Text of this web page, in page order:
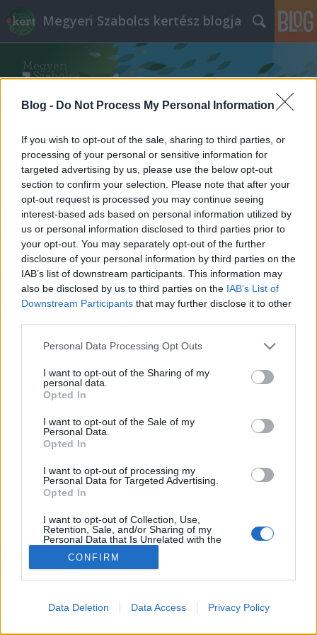
Blog - Do Not Process My Personal Information
If you wish to opt-out of the sale, sharing to third parties, or
processing of your personal or sensitive information for
targeted advertising by us, please use the below opt-out
section to confirm your selection. Please note that after your
opt-out request is processed you may continue seeing
interest-based ads based on personal information utilized by
us or personal information disclosed to third parties prior to
your opt-out. You may separately opt-out of the further
disclosure of your personal information by third parties on the
IAB’s list of downstream participants. This information may
also be disclosed by us to third parties on the IAB’s List of
Downstream Participants that may further disclose it to other
Please note that this website/app uses one or more Google
not limited to your visit or usage behaviour. You may click to
grant or deny consent to Google and its third-party tags to
use your data for below specified purposes in below Google
consent section.
Personal Data Processing Opt Outs
I want to opt-out of the Sharing of my
personal data.
Opted In
I want to opt-out of the Sale of my
Personal Data.
Opted In
I want to opt-out of processing my
Personal Data for Targeted Advertising.
Opted In
I want to opt-out of Collection, Use,
Retention, Sale, and/or Sharing of my
Personal Data that Is Unrelated with the
Purposes for which it was collected.
Opted Out
I want to allow Google to enable storage
related to advertising like cookies on web or
CONFIRM
Data Deletion Data Access Privacy Policy
Megyeri Szabolcs kertész blogja
Címkék»zöld_sziget
Szigeti mese
Megyeri Szabolcs• 2013. január 12.
Mikor budapesti zöldfelületről, természetes zugról
beszélünk, rögtön a Margitsziget ugrik be
mindenkinek (esetleg a Városliget, de a Duna miatt
előbbi kedveltebb), mondhatjuk tehát, hogy a
Klauzál tér, te csodás!
Megyeri Szabolcs•
Nem titok, hogy nagyon érdekelnek a városi parkok,
természetesen Budapesten elsősorban, hisz itt élek.
lehetőség szerint valamilyen kapcsolatban legyen a
természettel, és ez egy ilyen méretű településen